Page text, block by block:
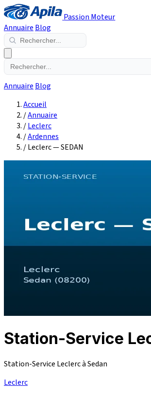
Passion Moteur
Annuaire Blog
Annuaire Blog
Accueil
/Annuaire
/Leclerc
/Ardennes
/Leclerc — SEDAN
Station-Service
Station-Service Leclerc à Sedan
Leclerc